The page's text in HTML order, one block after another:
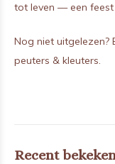
tot leven — een
Nog niet uitgelezen?
peuters & kleuters.
Recent